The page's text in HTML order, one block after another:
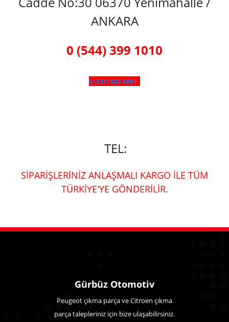
ANKARA
0 (544) 399 1010
0 (531) 602 6861
TEL:
SİPARİŞLERİNİZ ANLAŞMALI KARGO İLE TÜM
TÜRKİYE'YE GÖNDERİLİR.
Gürbüz Otomotiv
Peugeot çıkma parça ve Citroen çıkma
parça talepleriniz için bize ulaşabilirsiniz.